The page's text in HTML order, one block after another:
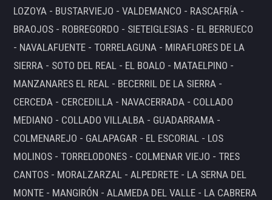
LOZOYA - BUSTARVIEJO - VALDEMANCO - RASCAFRÍA -
BRAOJOS - ROBREGORDO - SIETEIGLESIAS - EL BERRUECO
- NAVALAFUENTE - TORRELAGUNA - MIRAFLORES DE LA
SIERRA - SOTO DEL REAL - EL BOALO - MATAELPINO -
MANZANARES EL REAL - BECERRIL DE LA SIERRA -
CERCEDA - CERCEDILLA - NAVACERRADA - COLLADO
MEDIANO - COLLADO VILLALBA - GUADARRAMA -
COLMENAREJO - GALAPAGAR - EL ESCORIAL - LOS
MOLINOS - TORRELODONES - COLMENAR VIEJO - TRES
CANTOS - MORALZARZAL - ALPEDRETE - LA SERNA DEL
MONTE - MANGIRÓN - ALAMEDA DEL VALLE - LA CABRERA